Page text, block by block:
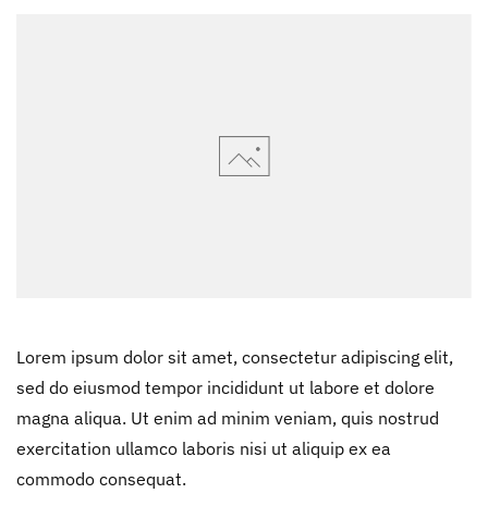
Lorem ipsum dolor sit amet, consectetur adipiscing elit,
sed do eiusmod tempor incididunt ut labore et dolore
magna aliqua. Ut enim ad minim veniam, quis nostrud
exercitation ullamco laboris nisi ut aliquip ex ea
commodo consequat.